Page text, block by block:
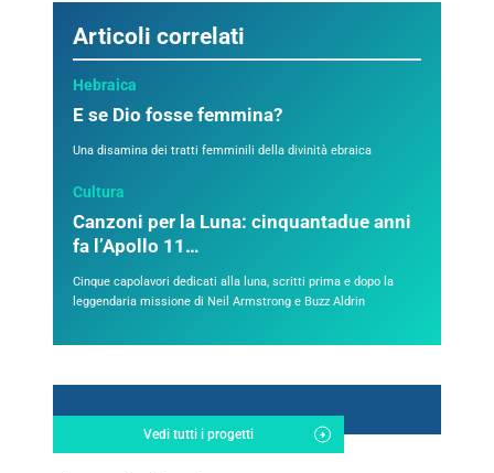
Articoli correlati
Hebraica
E se Dio fosse femmina?
Una disamina dei tratti femminili della divinità ebraica
Cultura
Canzoni per la Luna: cinquantadue anni
fa l’Apollo 11…
Cinque capolavori dedicati alla luna, scritti prima e dopo la
leggendaria missione di Neil Armstrong e Buzz Aldrin
Vedi tutti i progetti